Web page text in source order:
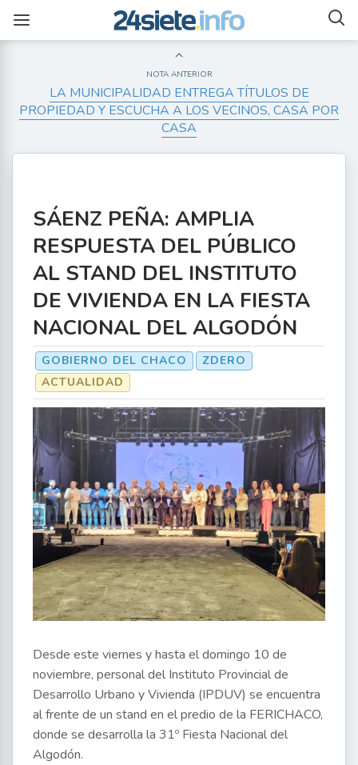
NOTA ANTERIOR
LA MUNICIPALIDAD ENTREGA TÍTULOS DE
PROPIEDAD Y ESCUCHA A LOS VECINOS, CASA POR
CASA
SÁENZ PEÑA: AMPLIA
RESPUESTA DEL PÚBLICO
AL STAND DEL INSTITUTO
DE VIVIENDA EN LA FIESTA
NACIONAL DEL ALGODÓN
GOBIERNO DEL CHACO
ZDERO
ACTUALIDAD
Desde este viernes y hasta el domingo 10 de
noviembre, personal del Instituto Provincial de
Desarrollo Urbano y Vivienda (IPDUV) se encuentra
al frente de un stand en el predio de la FERICHACO,
donde se desarrolla la 31º Fiesta Nacional del
Algodón.